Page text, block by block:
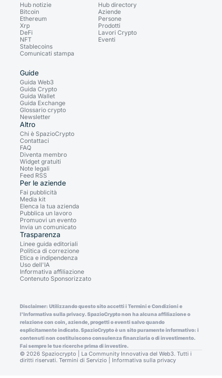
Hub notizie
Bitcoin
Ethereum
Xrp
DeFi
NFT
Stablecoins
Comunicati stampa
Hub directory
Aziende
Persone
Prodotti
Lavori Crypto
Eventi
Guide
Guida Web3
Guida Crypto
Guida Wallet
Guida Exchange
Glossario crypto
Newsletter
Altro
Chi è SpazioCrypto
Contattaci
FAQ
Diventa membro
Widget gratuiti
Note legali
Feed RSS
Per le aziende
Fai pubblicità
Media kit
Elenca la tua azienda
Pubblica un lavoro
Promuovi un evento
Invia un comunicato
Trasparenza
Linee guida editoriali
Politica di correzione
Etica e indipendenza
Uso dell'IA
Informativa affiliazione
Contenuto Sponsorizzato
Disclaimer: Utilizzando questo sito accetti i Termini e Condizioni e
l'Informativa sulla privacy. SpazioCrypto non ha alcuna affiliazione o
relazione con coin, aziende, progetti o eventi salvo quando
esplicitamente indicato. SpazioCrypto è un sito puramente informativo: i
contenuti non costituiscono consulenza finanziaria o di investimento.
Fai sempre le tue ricerche prima di investire.
© 2026 Spaziocrypto | La Community Innovativa del Web3. Tutti i
diritti riservati. Termini di Servizio Informativa sulla privacy